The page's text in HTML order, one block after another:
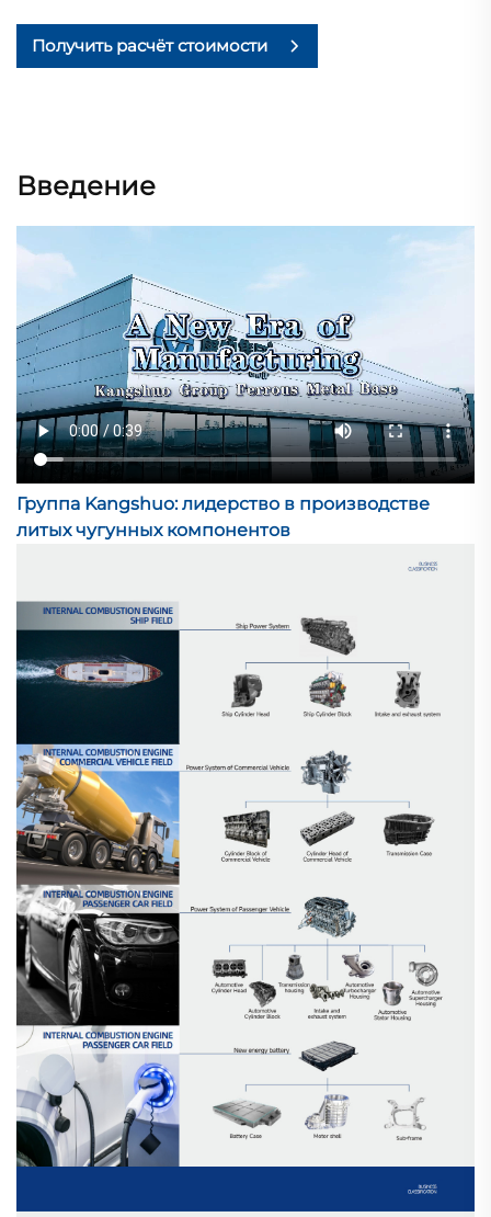
Получить расчёт стоимости
Введение
Группа Kangshuo: лидерство в производстве
литых чугунных компонентов